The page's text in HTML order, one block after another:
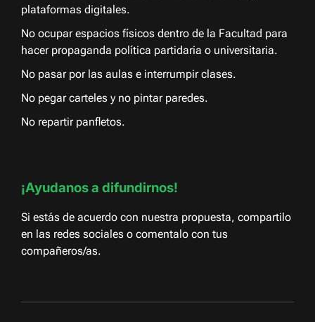
plataformas digitales.
No ocupar espacios físicos dentro de la Facultad para
hacer propaganda política partidaria o universitaria.
No pasar por las aulas e interrumpir clases.
No pegar carteles y no pintar paredes.
No repartir panfletos.
¡Ayudanos a difundirnos!
Si estás de acuerdo con nuestra propuesta, compartilo
en las redes sociales o comentalo con tus
compañeros/as.